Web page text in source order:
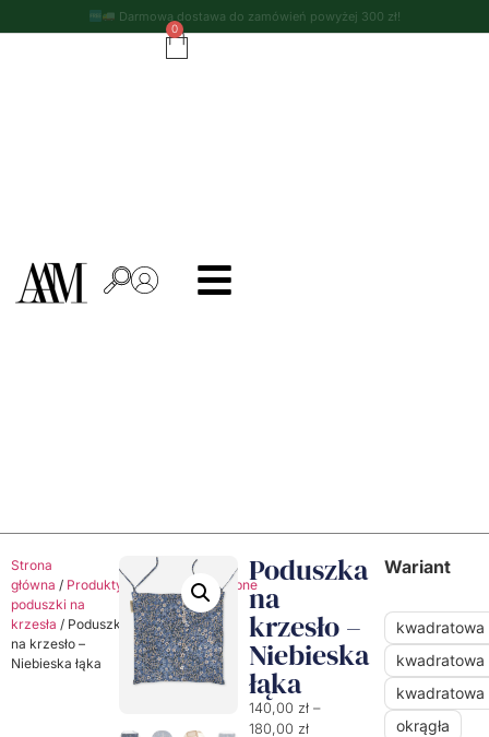
Darmowa dostawa do zamówień powyżej 300 zł!
0
Strona
główna / Produkty /Poduszki /Ozdobne
poduszki na
krzesła / Poduszka
na krzesło –
Niebieska łąka
Poduszka
na
krzesło –
Niebieska
łąka
140,00 zł –
180,00 zł
Wariant
kwadratowa
kwadratowa
kwadratowa
okrągła